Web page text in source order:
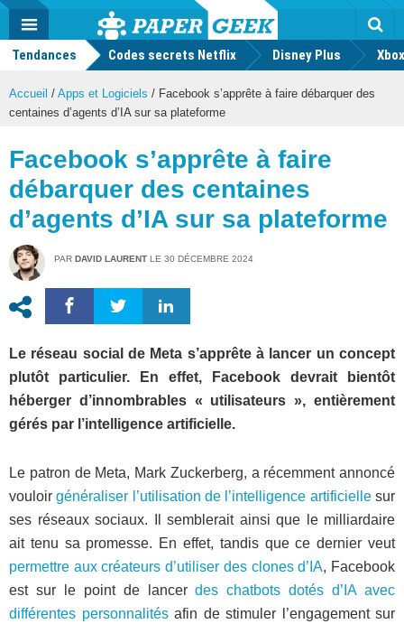
Actu
geek
MENU
Tendances Codes secrets Netflix Disney Plus
Accueil / Apps et Logiciels / Facebook s’apprête à faire débarquer des
centaines d’agents d’IA sur sa plateforme
Facebook s’apprête à faire
débarquer des centaines
d’agents d’IA sur sa plateforme
PAR DAVID LAURENT LE 30 DÉCEMBRE 2024
Le réseau social de Meta s’apprête à lancer un concept
plutôt particulier. En effet, Facebook devrait bientôt
héberger d’innombrables « utilisateurs », entièrement
gérés par l’intelligence artificielle.
Le patron de Meta, Mark Zuckerberg, a récemment annoncé
vouloirgénéraliser l’utilisation de l’intelligence artificiellesur
ses réseaux sociaux. Il semblerait ainsi que le milliardaire
ait tenu sa promesse. En effet, tandis que ce dernier veut
permettre aux créateurs d’utiliser des clones d’IA, Facebook
est sur le point de lancerdes chatbots dotés d’IA avec
différentes personnalitésafin de stimuler l’engagement sur
Mode
FacebookTwitter Youtube